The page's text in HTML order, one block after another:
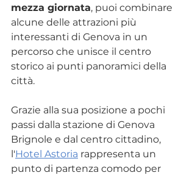
mezza giornata, puoi combinare
alcune delle attrazioni più
interessanti di Genova in un
percorso che unisce il centro
storico ai punti panoramici della
città.
Grazie alla sua posizione a pochi
passi dalla stazione di Genova
Brignole e dal centro cittadino,
l'Hotel Astoria rappresenta un
punto di partenza comodo per